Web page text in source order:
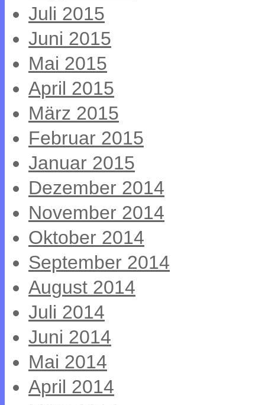
Juli 2015
Juni 2015
Mai 2015
April 2015
März 2015
Februar 2015
Januar 2015
Dezember 2014
November 2014
Oktober 2014
September 2014
August 2014
Juli 2014
Juni 2014
Mai 2014
April 2014